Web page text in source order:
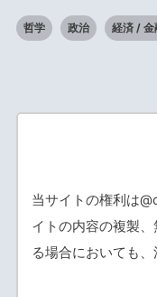
哲学 政治 経済 / 金
当サイトの権利は
イトの内容の複製
る場合においても、